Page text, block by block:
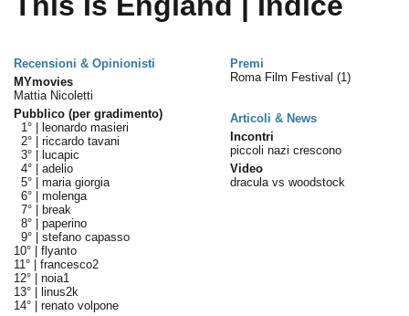
Recensioni & Opinionisti
Premi
MYmovies
Mattia Nicoletti
Pubblico (per gradimento)
1° |
leonardo masieri
2° | riccardo tavani
3° |
lucapic
4° | adelio
5° | maria giorgia
6° | molenga
7° |
break
8° | paperino
9° | stefano capasso
10° | flyanto
11° | francesco2
12° | noia1
13° |
linus2k
14° | renato volpone
Roma Film Festival (1)
Articoli & News
Incontri
piccoli nazi crescono
Video
dracula vs woodstock